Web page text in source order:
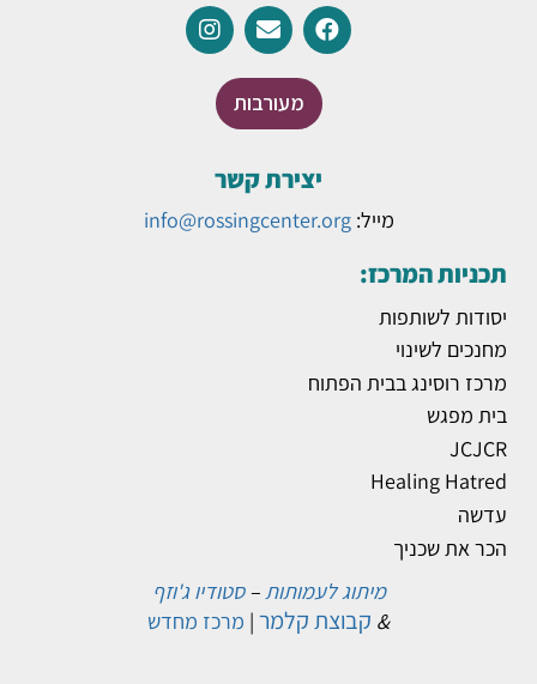
מעורבות
יצירת קשר
מייל:info@rossingcenter.org
תכניות המרכז:
יסודות לשותפות
מחנכים לשינוי
מרכז רוסינג בבית הפתוח
בית מפגש
JCJCR
Healing Hatred
עדשה
הכר את שכניך
מיתוג לעמותות–סטודיו ג'וזף
& קבוצת קלמר | מרכז מחדש